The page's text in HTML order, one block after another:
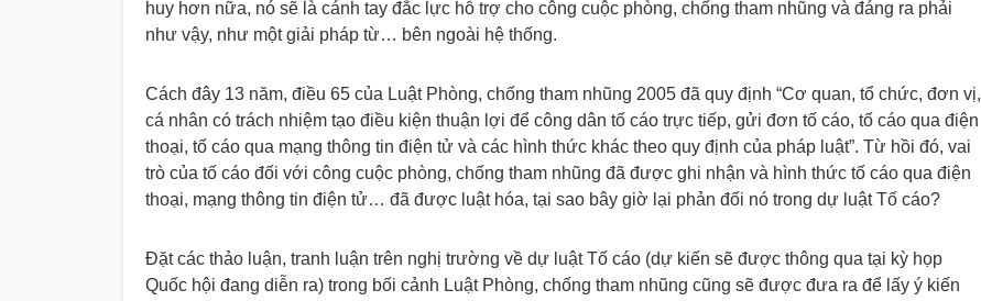
huy hơn nữa, nó sẽ là cánh tay đắc lực hỗ trợ cho công cuộc phòng, chống tham nhũng và đáng ra phải
như vậy, như một giải pháp từ… bên ngoài hệ thống.
Cách đây 13 năm, điều 65 của Luật Phòng, chống tham nhũng 2005 đã quy định “Cơ quan, tổ chức, đơn vị,
cá nhân có trách nhiệm tạo điều kiện thuận lợi để công dân tố cáo trực tiếp, gửi đơn tố cáo, tố cáo qua điện
thoại, tố cáo qua mạng thông tin điện tử và các hình thức khác theo quy định của pháp luật”. Từ hồi đó, vai
trò của tố cáo đối với công cuộc phòng, chống tham nhũng đã được ghi nhận và hình thức tố cáo qua điện
thoại, mạng thông tin điện tử… đã được luật hóa, tại sao bây giờ lại phản đối nó trong dự luật Tố cáo?
Đặt các thảo luận, tranh luận trên nghị trường về dự luật Tố cáo (dự kiến sẽ được thông qua tại kỳ họp
Quốc hội đang diễn ra) trong bối cảnh Luật Phòng, chống tham nhũng cũng sẽ được đưa ra để lấy ý kiến